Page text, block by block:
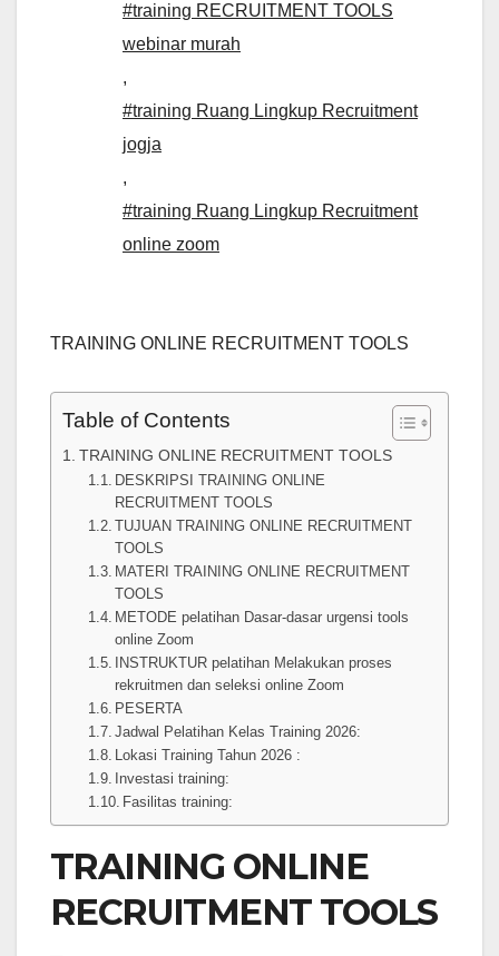
#training RECRUITMENT TOOLS
webinar murah
,
#training Ruang Lingkup Recruitment
jogja
,
#training Ruang Lingkup Recruitment
online zoom
TRAINING ONLINE RECRUITMENT TOOLS
Table of Contents
TRAINING ONLINE RECRUITMENT TOOLS
DESKRIPSI TRAINING ONLINE
RECRUITMENT TOOLS
TUJUAN TRAINING ONLINE RECRUITMENT
TOOLS
MATERI TRAINING ONLINE RECRUITMENT
TOOLS
METODE pelatihan Dasar-dasar urgensi tools
online Zoom
INSTRUKTUR pelatihan Melakukan proses
rekruitmen dan seleksi online Zoom
PESERTA
Jadwal Pelatihan Kelas Training 2026:
Lokasi Training Tahun 2026 :
Investasi training:
Fasilitas training:
TRAINING ONLINE
RECRUITMENT TOOLS